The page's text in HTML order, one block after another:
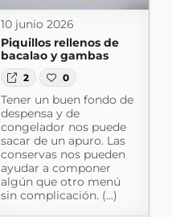
10 junio 2026
Piquillos rellenos de
bacalao y gambas
2 0
Tener un buen fondo de
despensa y de
congelador nos puede
sacar de un apuro. Las
conservas nos pueden
ayudar a componer
algún que otro menú
sin complicación. (...)